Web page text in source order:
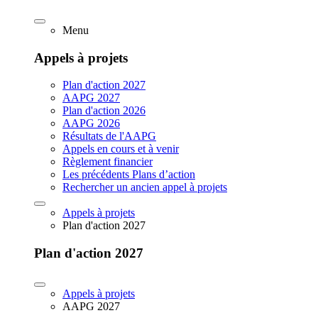
Menu
Appels à projets
Plan d'action 2027
AAPG 2027
Plan d'action 2026
AAPG 2026
Résultats de l'AAPG
Appels en cours et à venir
Règlement financier
Les précédents Plans d’action
Rechercher un ancien appel à projets
Appels à projets
Plan d'action 2027
Plan d'action 2027
Appels à projets
AAPG 2027